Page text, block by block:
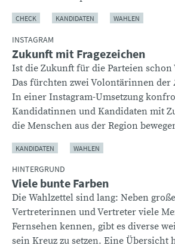
CHECK KANDIDATEN WAHLEN
INSTAGRAM
Zukunft mit Fragezeichen
Ist die Zukunft für die Parteien schon
Das fürchten zwei Volontärinnen der
In einer Instagram-Umsetzung
Kandidatinnen und Kandidaten mit
die Menschen aus der Region
KANDIDATEN WAHLEN
HINTERGRUND
Viele bunte Farben
Die Wahlzettel sind lang: Neben
Vertreterinnen und Vertreter viele
Fernsehen kennen, gibt es diverse
sein Kreuz zu setzen. Eine Übersicht